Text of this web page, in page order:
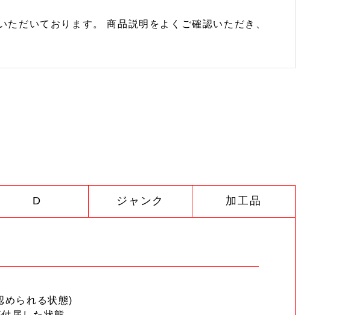
だいております。 商品説明をよくご確認いただき、
D ジャンク 加工品
められる状態)